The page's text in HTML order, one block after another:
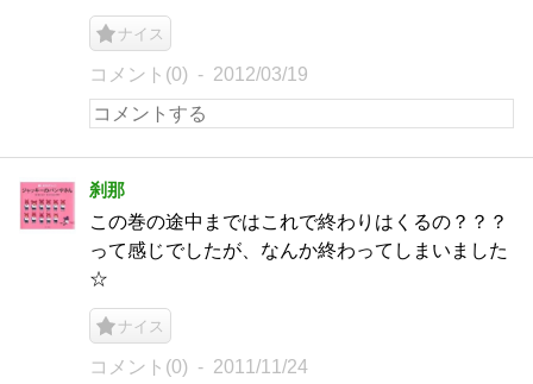
ナイス
コメント(0) 2012/03/19
刹那
この巻の途中まではこれで終わりはくるの？？？
って感じでしたが、なんか終わってしまいました
☆
ナイス
コメント(0) 2011/11/24